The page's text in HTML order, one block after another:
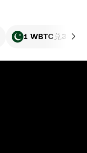
1 WBTC 兑